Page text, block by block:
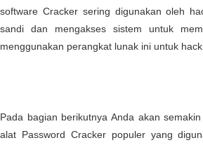
software Cracker sering digunakan oleh
sandi dan mengakses sistem untuk
menggunakan perangkat lunak ini untuk
Pada bagian berikutnya Anda akan
alat Password Cracker populer yang